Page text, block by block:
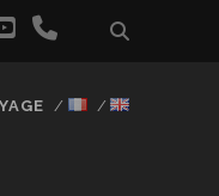
youtube
phone